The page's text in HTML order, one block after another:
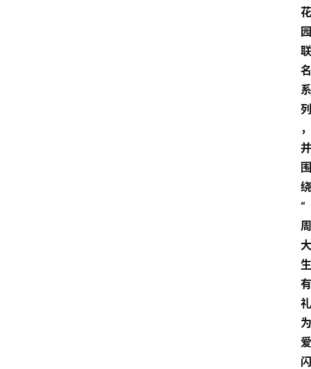
花
园
联
名
系
列
，
并
围
绕
“
周
大
生
有
礼
为
爱
闪